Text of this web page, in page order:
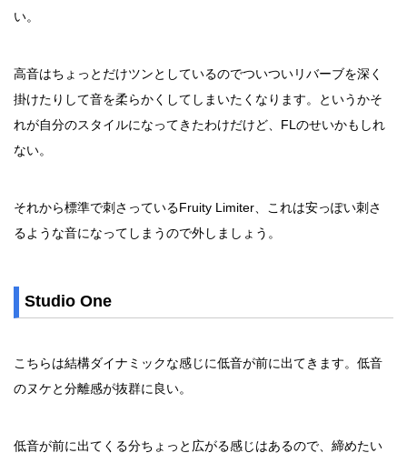
い。
高音はちょっとだけツンとしているのでついついリバーブを深く
掛けたりして音を柔らかくしてしまいたくなります。というかそ
れが自分のスタイルになってきたわけだけど、FLのせいかもしれ
ない。
それから標準で刺さっているFruity Limiter、これは安っぽい刺さ
るような音になってしまうので外しましょう。
Studio One
こちらは結構ダイナミックな感じに低音が前に出てきます。低音
のヌケと分離感が抜群に良い。
低音が前に出てくる分ちょっと広がる感じはあるので、締めたい